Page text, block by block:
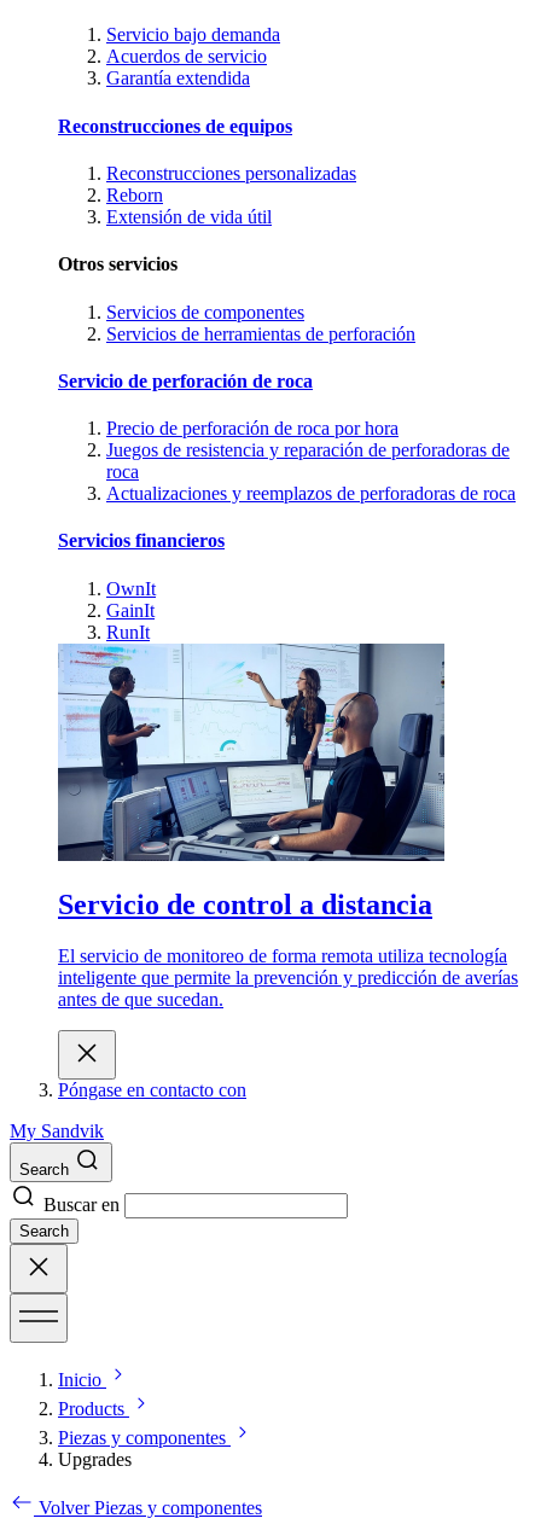
Servicio bajo demanda
Acuerdos de servicio
Garantía extendida
Reconstrucciones de equipos
Reconstrucciones personalizadas
Reborn
Extensión de vida útil
Otros servicios
Servicios de componentes
Servicios de herramientas de perforación
Servicio de perforación de roca
Precio de perforación de roca por hora
Juegos de resistencia y reparación de perforadoras de
roca
Actualizaciones y reemplazos de perforadoras de roca
Servicios financieros
OwnIt
GainIt
RunIt
Servicio de control a distancia
El servicio de monitoreo de forma remota utiliza tecnología
inteligente que permite la prevención y predicción de averías
antes de que sucedan.
Póngase en contacto con
My Sandvik
Search
Buscar en
Search
Inicio
Products
Piezas y componentes
Upgrades
Volver Piezas y componentes